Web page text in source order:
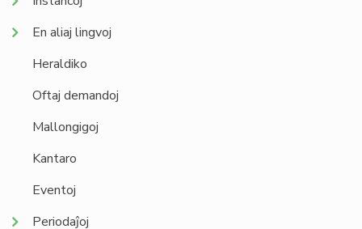
En aliaj lingvoj
Heraldiko
Oftaj demandoj
Mallongigoj
Kantaro
Eventoj
Periodaĵoj